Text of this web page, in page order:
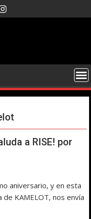
a RISE! por
aniversario, y en esta
KAMELOT, nos envía